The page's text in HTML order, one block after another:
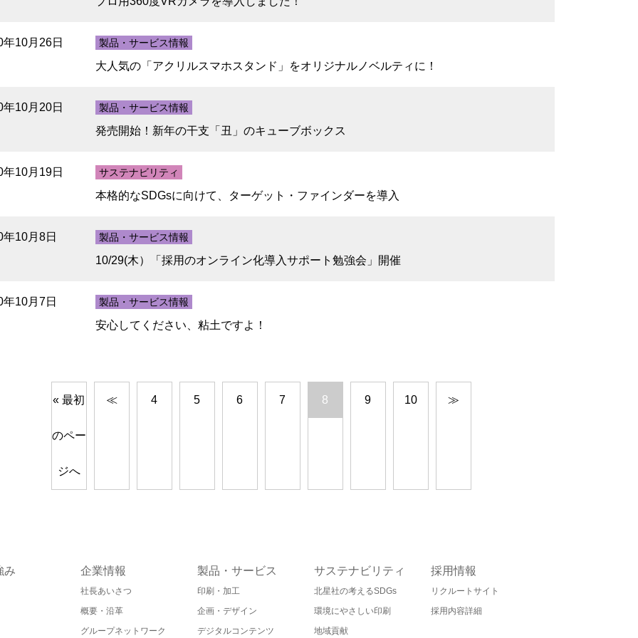
年10月26日 製品・サービス情報
大人気の「アクリルスマホスタンド」をオリジナルノベルティに！
年10月20日 製品・サービス情報
発売開始！新年の干支「丑」のキューブボックス
年10月19日 サステナビリティ
本格的なSDGsに向けて、ターゲット・ファインダーを導入
年10月8日 製品・サービス情報
10/29(木）「採用のオンライン化導入サポート勉強会」開催
年10月7日 製品・サービス情報
安心してください、粘土ですよ！
« 最初
のペー
ジへ
≪ 4 5 6 7 8 9 10 ≫
み 企業情報
社長あいさつ
概要・沿革
グループネットワーク
製品・サービス
印刷・加工
企画・デザイン
デジタルコンテンツ
サステナビリティ
北星社の考えるSDGs
環境にやさしい印刷
地域貢献
採用情報
リクルートサイト
採用内容詳細